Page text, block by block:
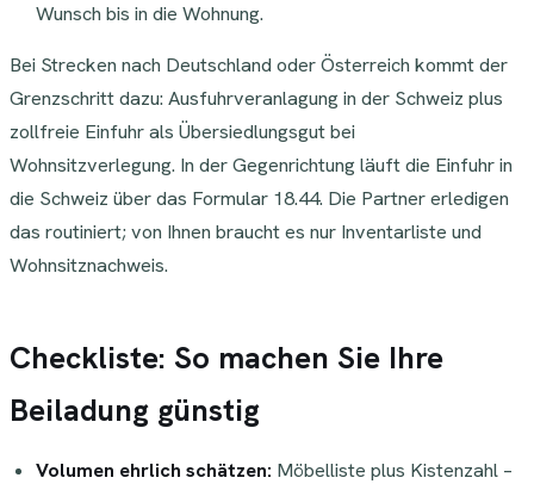
Wunsch bis in die Wohnung.
Bei Strecken nach Deutschland oder Österreich kommt der
Grenzschritt dazu: Ausfuhrveranlagung in der Schweiz plus
zollfreie Einfuhr als Übersiedlungsgut bei
Wohnsitzverlegung. In der Gegenrichtung läuft die Einfuhr in
die Schweiz über das Formular 18.44. Die Partner erledigen
das routiniert; von Ihnen braucht es nur Inventarliste und
Wohnsitznachweis.
Checkliste: So machen Sie Ihre
Beiladung günstig
Volumen ehrlich schätzen: Möbelliste plus Kistenzahl –